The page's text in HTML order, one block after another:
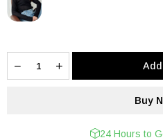
24 Hours to